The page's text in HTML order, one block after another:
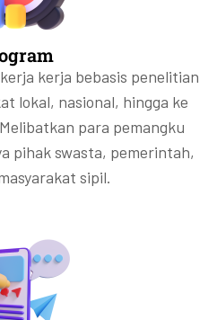
kerja bebasis penelitian
lokal, nasional, hingga ke
para pemangku
pihak swasta, pemerintah,
sipil.